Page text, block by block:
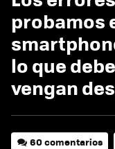
probamos
lo que
vengan
60 comentarios